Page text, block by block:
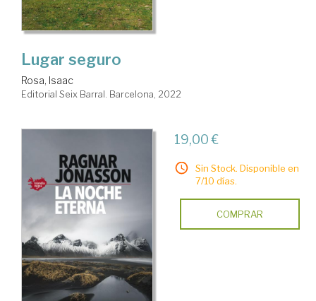
Lugar seguro
Rosa, Isaac
Editorial Seix Barral. Barcelona, 2022
19,00 €
Sin Stock. Disponible en
7/10 días.
COMPRAR